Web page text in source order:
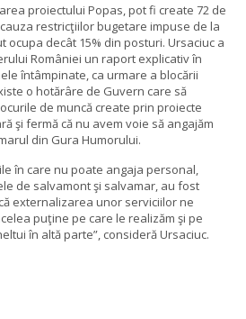
proiectului Popas, pot fi create 72 de
restricţiilor bugetare impuse de la
ocupa decât 15% din posturi. Ursaciuc a
României un raport explicativ în
întâmpinate, ca urmare a blocării
o hotărâre de Guvern care să
de muncă create prin proiecte
şi fermă că nu avem voie să angajăm
din Gura Humorului.
în care nu poate angaja personal,
de salvamont şi salvamar, au fost
externalizarea unor serviciilor ne
puţine pe care le realizăm şi pe
în altă parte”, consideră Ursaciuc.